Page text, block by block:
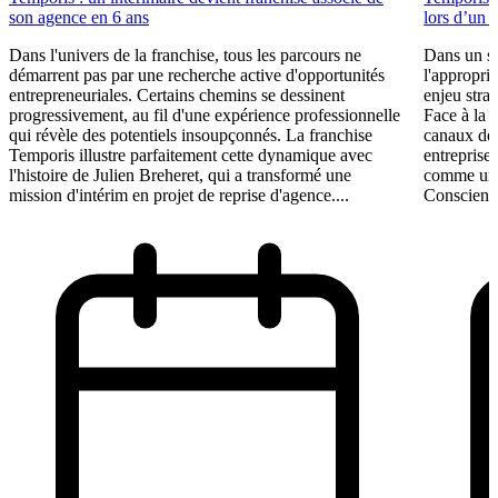
son agence en 6 ans
Dans l'univers de la franchise, tous les parcours ne
démarrent pas par une recherche active d'opportunités
entrepreneuriales. Certains chemins se dessinent
progressivement, au fil d'une expérience professionnelle
qui révèle des potentiels insoupçonnés. La franchise
Temporis illustre parfaitement cette dynamique avec
l'histoire de Julien Breheret, qui a transformé une
mission d'intérim en projet de reprise d'agence....
lors d’un
Dans un
enjeu
Face à la
canaux
comme
Conscient